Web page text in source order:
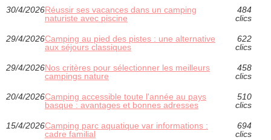
30/4/2026Réussir ses vacances dans un camping
naturiste avec piscine
484
clics
29/4/2026Camping au pied des pistes : une alternative
aux séjours classiques
622
clics
29/4/2026Nos critères pour sélectionner les meilleurs
campings nature
458
clics
20/4/2026Camping accessible toute l'année au pays
basque : avantages et bonnes adresses
510
clics
15/4/2026Camping parc aquatique var informations :
cadre familial
694
clics